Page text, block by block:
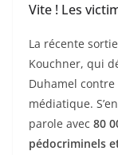
Vite ! Les
La récente
Kouchner, qui
Duhamel
médiatique.
parole avec 80
pédocriminels